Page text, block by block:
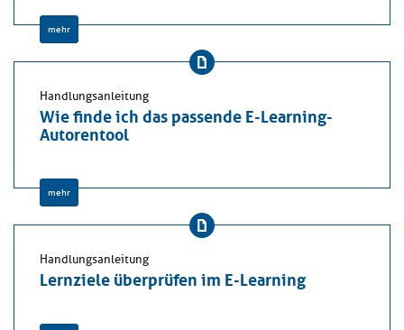
mehr
Handlungsanleitung
Wie finde ich das passende E-Learning-
Autorentool
mehr
Handlungsanleitung
Lernziele überprüfen im E-Learning